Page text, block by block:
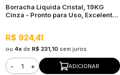
Borracha Líquida Cristal, 19KG
Cinza - Pronto para Uso, Excelente
R$ 924,41
ou 4x de R$ 231,10 sem juros
- + ADICIONAR